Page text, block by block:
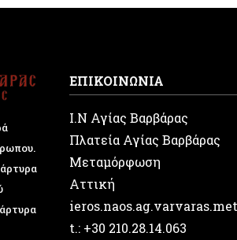
ΕΠΙΚΟΙΝΩΝΙΑ
Ι.Ν Αγίας Βαρβάρας
Πλατεία Αγίας Βαρβάρας
Μεταμόρφωση
Αττική
t.: +30 210.28.14.063